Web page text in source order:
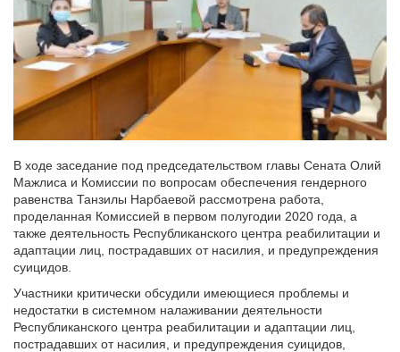
В ходе заседание под председательством главы Сената Олий
Мажлиса и Комиссии по вопросам обеспечения гендерного
равенства Танзилы Нарбаевой рассмотрена работа,
проделанная Комиссией в первом полугодии 2020 года, а
также деятельность Республиканского центра реабилитации и
адаптации лиц, пострадавших от насилия, и предупреждения
суицидов.
Участники критически обсудили имеющиеся проблемы и
недостатки в системном налаживании деятельности
Республиканского центра реабилитации и адаптации лиц,
пострадавших от насилия, и предупреждения суицидов,